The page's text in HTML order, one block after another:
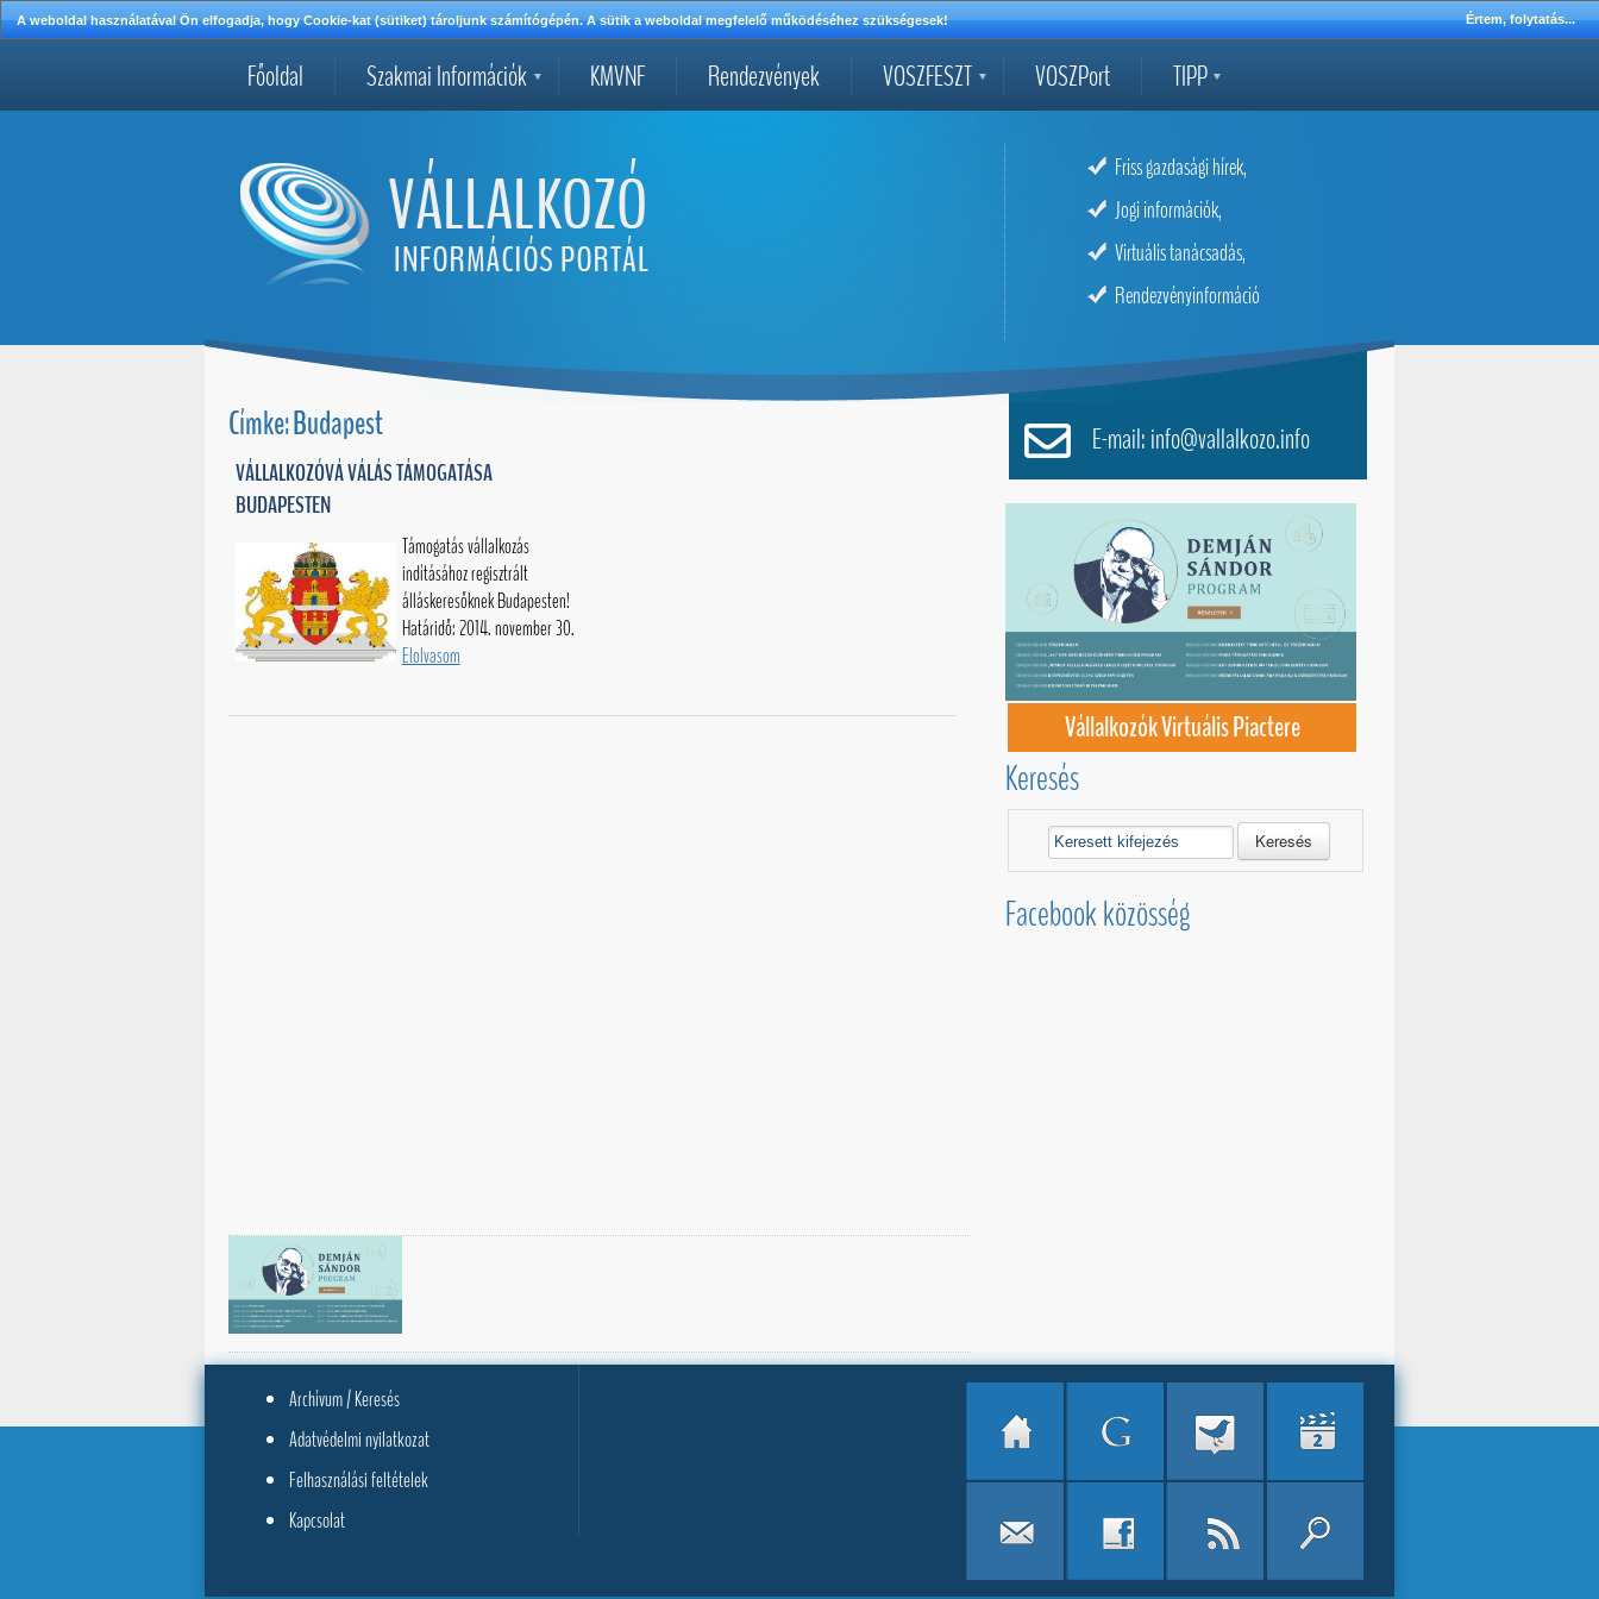
A weboldal használatával Ön elfogadja, hogy Cookie-kat (sütiket) tároljunk számítógépén. A sütik a weboldal megfelelő működéséhez szükségesek! Értem, folytatás...
Főoldal Szakmai Információk KMVNF Rendezvények VOSZFESZT VOSZPort TIPP
Friss gazdasági hírek,
Jogi információk,
Virtuális tanácsadás,
Rendezvényinformáció
Címke: Budapest
VÁLLALKOZÓVÁ VÁLÁS TÁMOGATÁSA
BUDAPESTEN
Támogatás vállalkozás
indításához regisztrált
álláskeresőknek Budapesten!
Határidő: 2014. november 30.
Elolvasom
E-mail: info@vallalkozo.info
Vállalkozók Virtuális Piactere
Keresés
Keresés
Facebook közösség
Archívum / Keresés
Adatvédelmi nyilatkozat
Felhasználási feltételek
Kapcsolat